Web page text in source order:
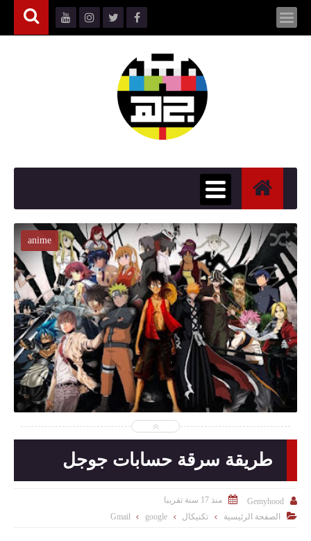
anime
2016-03-07
Gemyhood
شاهد الموضوع
طريقة سرقة حسابات جوجل

Gemyhood

منذ 17 سنة تقريبا

الصفحة الرئيسية تكنيكال Gmail google